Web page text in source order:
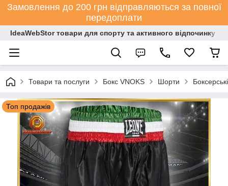
Замовлення до 200 грн відправляються за повної
передоплати
IdeaWebStor товари для спорту та активного відпочинку
Товари та послуги Бокс VNOKS Шорти
Топ продажів